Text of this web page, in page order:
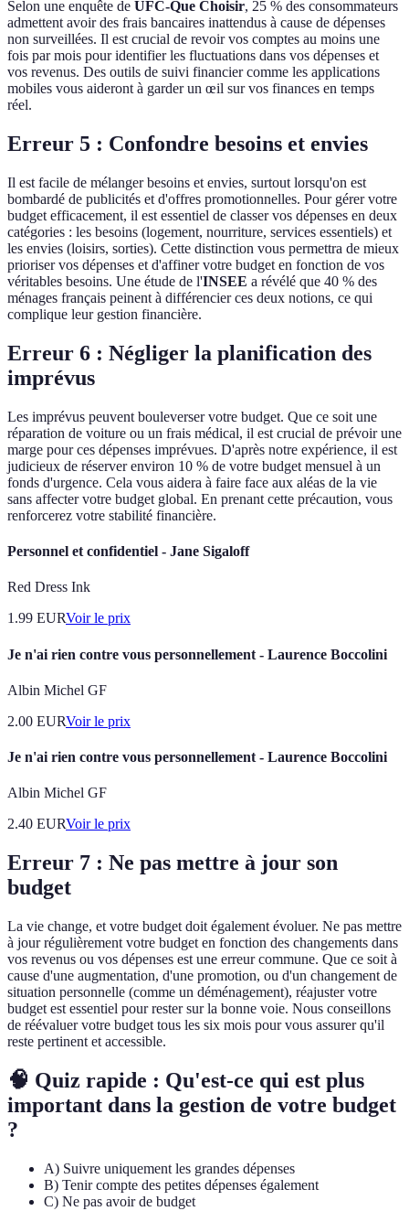
Selon une enquête de UFC-Que Choisir, 25 % des consommateurs
admettent avoir des frais bancaires inattendus à cause de dépenses
non surveillées. Il est crucial de revoir vos comptes au moins une
fois par mois pour identifier les fluctuations dans vos dépenses et
vos revenus. Des outils de suivi financier comme les applications
mobiles vous aideront à garder un œil sur vos finances en temps
réel.
Erreur 5 : Confondre besoins et envies
Il est facile de mélanger besoins et envies, surtout lorsqu'on est
bombardé de publicités et d'offres promotionnelles. Pour gérer votre
budget efficacement, il est essentiel de classer vos dépenses en deux
catégories : les besoins (logement, nourriture, services essentiels) et
les envies (loisirs, sorties). Cette distinction vous permettra de mieux
prioriser vos dépenses et d'affiner votre budget en fonction de vos
véritables besoins. Une étude de l'INSEE a révélé que 40 % des
ménages français peinent à différencier ces deux notions, ce qui
complique leur gestion financière.
Erreur 6 : Négliger la planification des
imprévus
Les imprévus peuvent bouleverser votre budget. Que ce soit une
réparation de voiture ou un frais médical, il est crucial de prévoir une
marge pour ces dépenses imprévues. D'après notre expérience, il est
judicieux de réserver environ 10 % de votre budget mensuel à un
fonds d'urgence. Cela vous aidera à faire face aux aléas de la vie
sans affecter votre budget global. En prenant cette précaution, vous
renforcerez votre stabilité financière.
Personnel et confidentiel - Jane Sigaloff
Red Dress Ink
1.99 EURVoir le prix
Je n'ai rien contre vous personnellement - Laurence Boccolini
Albin Michel GF
2.00 EURVoir le prix
Je n'ai rien contre vous personnellement - Laurence Boccolini
Albin Michel GF
2.40 EURVoir le prix
Erreur 7 : Ne pas mettre à jour son
budget
La vie change, et votre budget doit également évoluer. Ne pas mettre
à jour régulièrement votre budget en fonction des changements dans
vos revenus ou vos dépenses est une erreur commune. Que ce soit à
cause d'une augmentation, d'une promotion, ou d'un changement de
situation personnelle (comme un déménagement), réajuster votre
budget est essentiel pour rester sur la bonne voie. Nous conseillons
de réévaluer votre budget tous les six mois pour vous assurer qu'il
reste pertinent et accessible.
🧠 Quiz rapide : Qu'est-ce qui est plus
important dans la gestion de votre budget
?
A) Suivre uniquement les grandes dépenses
B) Tenir compte des petites dépenses également
C) Ne pas avoir de budget